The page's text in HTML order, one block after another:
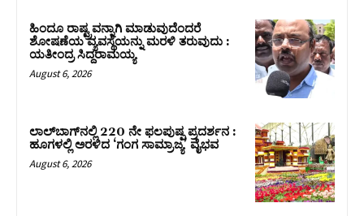
ಹಿಂದೂ ರಾಷ್ಟ್ರವನ್ನಾಗಿ ಮಾಡುವುದೆಂದರೆ
ಶೋಷಣೆಯ ವ್ಯವಸ್ಥೆಯನ್ನು ಮರಳಿ ತರುವುದು :
ಯತೀಂದ್ರ ಸಿದ್ದರಾಮಯ್ಯ
August 6, 2026
ಲಾಲ್‍ಬಾಗ್‍ನಲ್ಲಿ 220 ನೇ ಫಲಪುಷ್ಪ ಪ್ರದರ್ಶನ :
ಹೂಗಳಲ್ಲಿ ಅರಳಿದ ‘ಗಂಗ ಸಾಮ್ರಾಜ್ಯ’ ವೈಭವ
August 6, 2026